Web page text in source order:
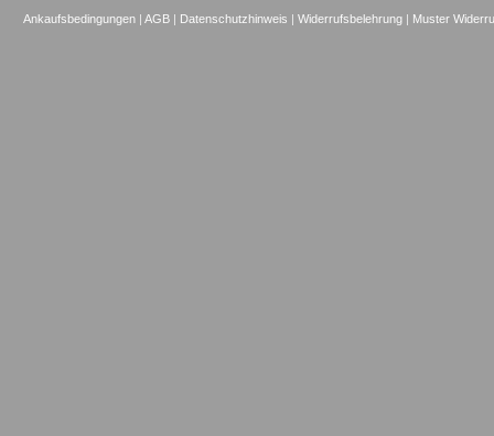
Ankaufsbedingungen |AGB | Datenschutzhinweis |Widerrufsbelehrung | Muster